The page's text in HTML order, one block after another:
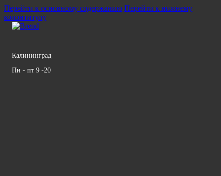
Перейти к основному содержанию Перейти к нижнему
колонтитулу
Калининград
Пн - пт 9 -20